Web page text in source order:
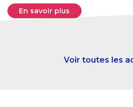
En savoir plus
Voir toutes les